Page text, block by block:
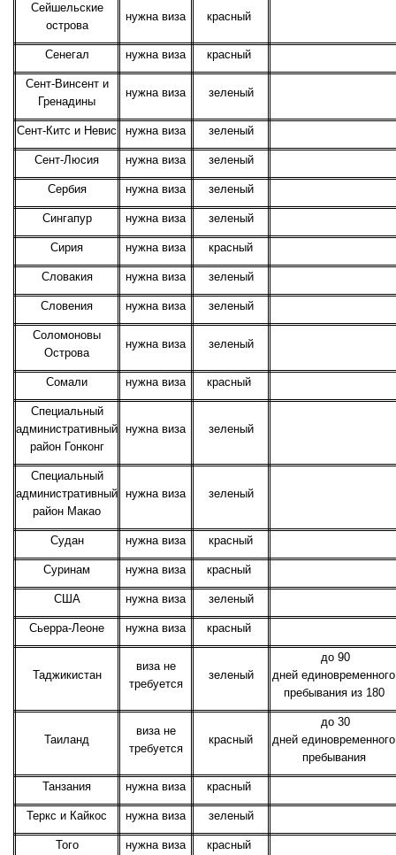
Сейшельские
острова
нужна виза красный
Сенегал нужна виза красный
Сент-Винсент и
Гренадины
нужна виза зеленый
Сент-Китс и Невис нужна виза зеленый
Сент-Люсия нужна виза зеленый
Сербия нужна виза зеленый
Сингапур нужна виза зеленый
Сирия нужна виза красный
Словакия нужна виза зеленый
Словения нужна виза зеленый
Соломоновы
Острова
нужна виза зеленый
Сомали нужна виза красный
Специальный
административный
район Гонконг
нужна виза зеленый
Специальный
административный
район Макао
нужна виза зеленый
Судан нужна виза красный
Суринам нужна виза красный
США нужна виза зеленый
Сьерра-Леоне нужна виза красный
Таджикистан
виза не
требуется
зеленый
до 90
дней единовременного
пребывания из 180
Таиланд
виза не
требуется
красный
до 30
дней единовременного
пребывания
Танзания нужна виза красный
Теркс и Кайкос нужна виза зеленый
Того нужна виза красный